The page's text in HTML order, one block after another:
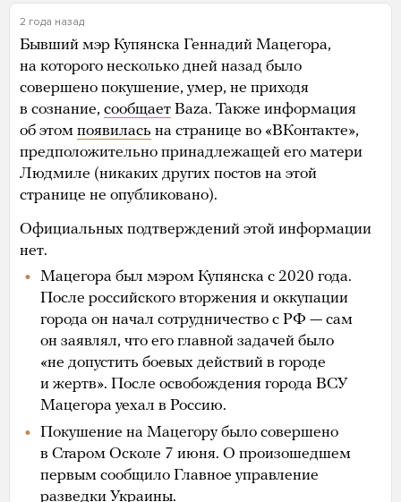
2 года назад
Бывший мэр Купянска Геннадий Мацегора,
на которого несколько дней назад было
совершено покушение, умер, не приходя
в сознание, сообщает Baza. Также информация
об этом появилась на странице во «ВКонтакте»,
предположительно принадлежащей его матери
Людмиле (никаких других постов на этой
странице не опубликовано).
Официальных подтверждений этой информации
нет.
Мацегора был мэром Купянска с 2020 года.
После российского вторжения и оккупации
города он начал сотрудничество с РФ — сам
он заявлял, что его главной задачей было
«не допустить боевых действий в городе
и жертв». После освобождения города ВСУ
Мацегора уехал в Россию.
Покушение на Мацегору было совершено
в Старом Осколе 7 июня. О произошедшем
первым сообщило Главное управление
разведки Украины.